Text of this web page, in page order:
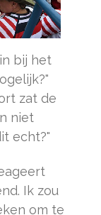
bij het
zat de
niet
echt?"
Ik zou
om te